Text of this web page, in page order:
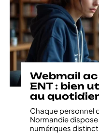
Webmail
ENT : bien
au
Chaque personnel
Normandie
numériques